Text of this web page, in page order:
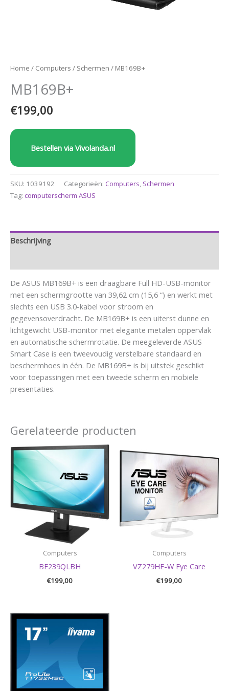
Home / Computers / Schermen / MB169B+
MB169B+
€199,00
Bestellen via Vivolanda.nl
SKU: 1039192 Categorieën: Computers, Schermen
Tag: computerscherm ASUS
Beschrijving
De ASUS MB169B+ is een draagbare Full HD-USB-monitor
met een schermgrootte van 39,62 cm (15,6 “) en werkt met
slechts een USB 3.0-kabel voor stroom en
gegevensoverdracht. De MB169B+ is een uiterst dunne en
lichtgewicht USB-monitor met elegante metalen oppervlak
en automatische schermrotatie. De meegeleverde ASUS
Smart Case is een tweevoudig verstelbare standaard en
beschermhoes in één. De MB169B+ is bij uitstek geschikt
voor toepassingen met een tweede scherm en mobiele
presentaties.
Gerelateerde producten
Computers
BE239QLBH
€199,00
Computers
VZ279HE-W Eye Care
€199,00